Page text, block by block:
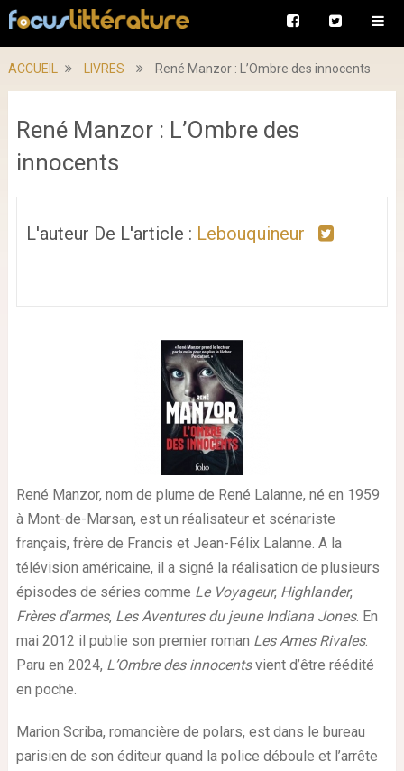
ACCUEIL LIVRES René Manzor : L’Ombre des innocents
René Manzor : L’Ombre des
innocents
L'auteur De L'article : Lebouquineur
René Manzor, nom de plume de René Lalanne, né en 1959
à Mont-de-Marsan, est un réalisateur et scénariste
français, frère de Francis et Jean-Félix Lalanne. A la
télévision américaine, il a signé la réalisation de plusieurs
épisodes de séries comme Le Voyageur, Highlander,
Frères d'armes, Les Aventures du jeune Indiana Jones. En
mai 2012 il publie son premier roman Les Ames Rivales.
Paru en 2024, L’Ombre des innocentsvient d’être réédité
en poche.
Marion Scriba, romancière de polars, est dans le bureau
parisien de son éditeur quand la police déboule et l’arrête